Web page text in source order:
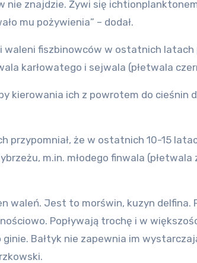
nie znajdzie. Żywi się
mu pożywienia” – dodał.
waleni fiszbinowców w ostatnich latach
karłowatego i sejwala (płetwala
kierowania ich z powrotem do cieśnin
przypomniał, że w ostatnich 10-15
m.in. młodego finwala
waleń. Jest to morświn, kuzyn delfina.
Popływają trochę i w
Bałtyk nie zapewnia im